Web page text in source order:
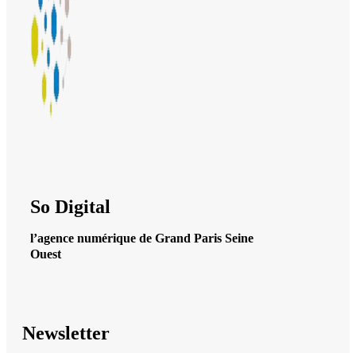
So Digital
l’agence numérique de Grand Paris Seine
Ouest
Newsletter